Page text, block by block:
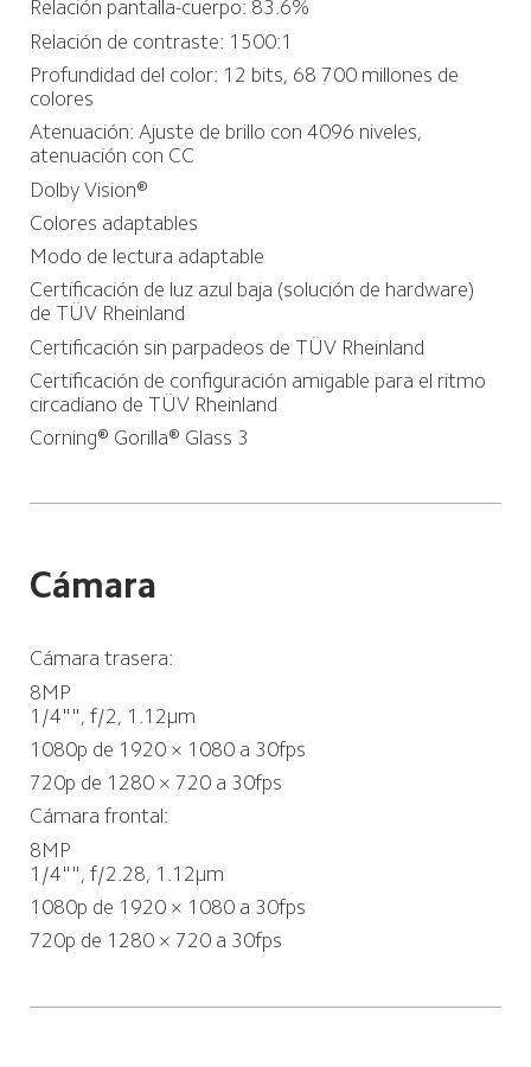
Relación pantalla-cuerpo: 83.6%
Relación de contraste: 1500:1
Profundidad del color: 12 bits, 68 700 millones de
colores
Atenuación: Ajuste de brillo con 4096 niveles,
atenuación con CC
Dolby Vision®
Colores adaptables
Modo de lectura adaptable
Certificación de luz azul baja (solución de hardware)
de TÜV Rheinland
Certificación sin parpadeos de TÜV Rheinland
Certificación de configuración amigable para el ritmo
circadiano de TÜV Rheinland
Corning® Gorilla® Glass 3
Cámara
Cámara trasera:
8MP
1/4"", f/2, 1.12μm
1080p de 1920 × 1080 a 30fps
720p de 1280 × 720 a 30fps
Cámara frontal:
8MP
1/4"", f/2.28, 1.12μm
1080p de 1920 × 1080 a 30fps
720p de 1280 × 720 a 30fps